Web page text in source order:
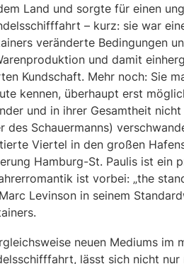
Land und sorgte für einen
– kurz: sie war
veränderte Bedingungen
und damit
Kundschaft. Mehr noch: Sie
kennen, überhaupt erst
und in ihrer Gesamtheit
Schauermanns)
Viertel in den großen
Hamburg-St. Paulis ist ein
ist vorbei: „the
Levinson in seinem
neuen Mediums im
lässt sich nicht nur